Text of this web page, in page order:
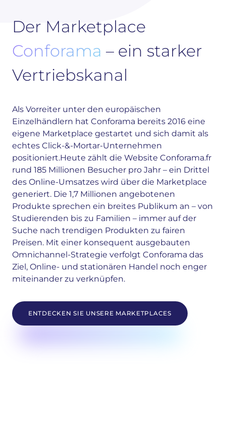
Der Marketplace
Conforama – ein starker
Vertriebskanal
Als Vorreiter unter den europäischen
Einzelhändlern hat Conforama bereits 2016 eine
eigene Marketplace gestartet und sich damit als
echtes Click-&-Mortar-Unternehmen
positioniert.Heute zählt die Website Conforama.fr
rund 185 Millionen Besucher pro Jahr – ein Drittel
des Online-Umsatzes wird über die Marketplace
generiert. Die 1,7 Millionen angebotenen
Produkte sprechen ein breites Publikum an – von
Studierenden bis zu Familien – immer auf der
Suche nach trendigen Produkten zu fairen
Preisen. Mit einer konsequent ausgebauten
Omnichannel-Strategie verfolgt Conforama das
Ziel, Online- und stationären Handel noch enger
miteinander zu verknüpfen.
ENTDECKEN SIE UNSERE MARKETPLACES